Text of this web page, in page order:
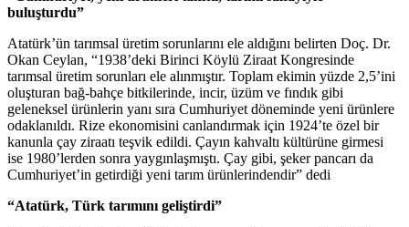
buluşturdu”
Atatürk’ün tarımsal üretim sorunlarını ele aldığını belirten Doç. Dr.
Okan Ceylan, “1938’deki Birinci Köylü Ziraat Kongresinde
tarımsal üretim sorunları ele alınmıştır. Toplam ekimin yüzde 2,5’ini
oluşturan bağ-bahçe bitkilerinde, incir, üzüm ve fındık gibi
geleneksel ürünlerin yanı sıra Cumhuriyet döneminde yeni ürünlere
odaklanıldı. Rize ekonomisini canlandırmak için 1924’te özel bir
kanunla çay ziraatı teşvik edildi. Çayın kahvaltı kültürüne girmesi
ise 1980’lerden sonra yaygınlaşmıştı. Çay gibi, şeker pancarı da
Cumhuriyet’in getirdiği yeni tarım ürünlerindendir” dedi
“Atatürk, Türk tarımını geliştirdi”